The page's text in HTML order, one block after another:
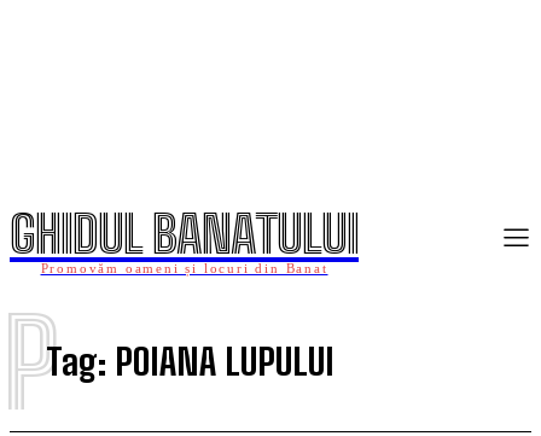
GHIDUL BANATULUI
Promovăm oameni și locuri din Banat
Tag: POIANA LUPULUI
P